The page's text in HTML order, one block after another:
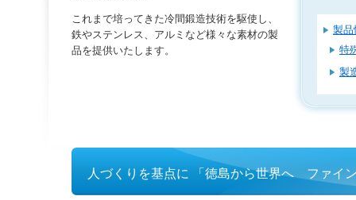
これまで培ってきた冷間鍛造技術を駆使し、
鉄やステンレス、アルミなど様々な素材の製
品を提供いたします。
製品
特
製
人づくりを基点に 「徳島から世界へ ファイ